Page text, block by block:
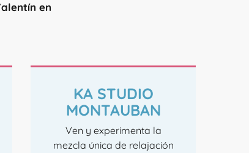
en
KA STUDIO
MONTAUBAN
Ven y experimenta la
mezcla única de relajación